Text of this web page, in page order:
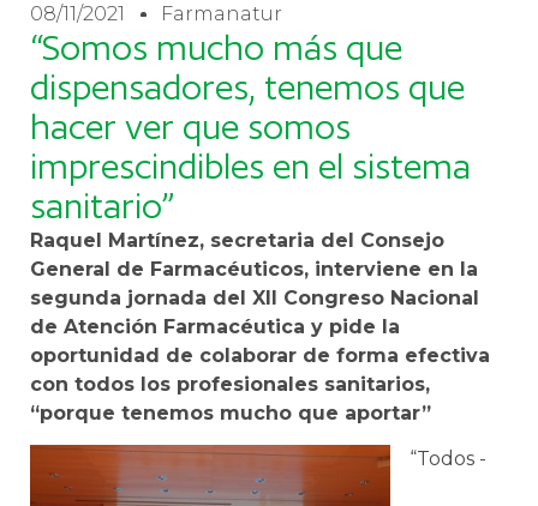
08/11/2021 Farmanatur
“Somos mucho más que
dispensadores, tenemos que
hacer ver que somos
imprescindibles en el sistema
sanitario”
Raquel Martínez, secretaria del Consejo
General de Farmacéuticos, interviene en la
segunda jornada del XII Congreso Nacional
de Atención Farmacéutica y pide la
oportunidad de colaborar de forma efectiva
con todos los profesionales sanitarios,
“porque tenemos mucho que aportar”
“Todos -